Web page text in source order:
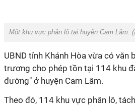
Một khu vực phân lô tại huyện Cam Lâm.
UBND tỉnh Khánh Hòa vừa có văn
trương cho phép tồn tại 114 khu
đường" ở huyện Cam Lâm.
Theo đó, 114 khu vực phân lô,